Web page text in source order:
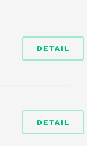
DETAIL
DETAIL